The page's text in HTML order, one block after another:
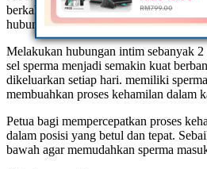
berkahwin yang menginginkan anak,
hubungan intim sebanyak 2 kali sehari.
Melakukan hubungan intim sebanyak
sel sperma menjadi semakin kuat
dikeluarkan setiap hari. memiliki
membuahkan proses kehamilan dalam
Petua bagi mempercepatkan proses
dalam posisi yang betul dan tepat.
bawah agar memudahkan sperma